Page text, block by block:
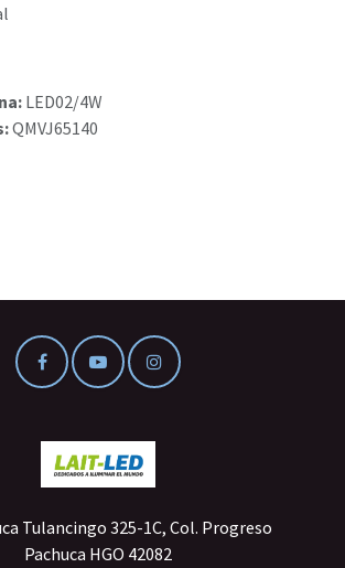
LED02/4W
QMVJ65140
Tulancingo 325-1C, Col. Progreso
Pachuca HGO 42082